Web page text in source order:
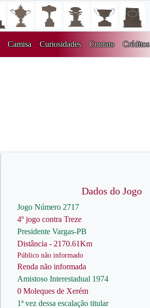
Camisa Curiosidades Contato Créditos
Dados do Jogo
Jogo Número 2717
4º jogo contra Treze
Presidente Vargas-PB
Distância - 2170.61Km
Público não informado
Renda não informada
Amistoso Interestadual 1974
0 Moleques de Xerém
1ª vez dessa escalação titular